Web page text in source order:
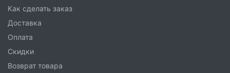
Как сделать заказ
Доставка
Оплата
Скидки
Возврат товара